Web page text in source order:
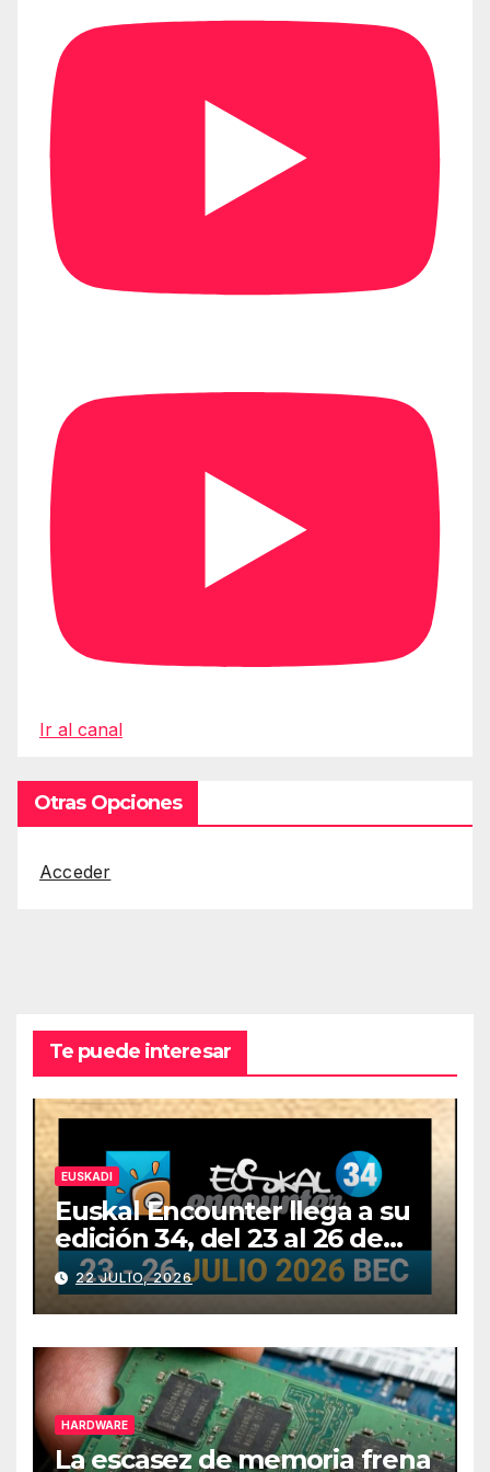
Ir al canal
Otras Opciones
Acceder
Te puede interesar
EUSKADI
Euskal Encounter llega a su
edición 34, del 23 al 26 de
julio
22 JULIO, 2026
HARDWARE
La escasez de memoria frena